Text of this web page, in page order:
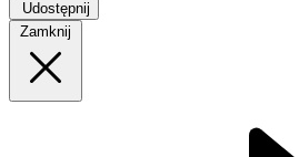
Udostępnij
Zamknij